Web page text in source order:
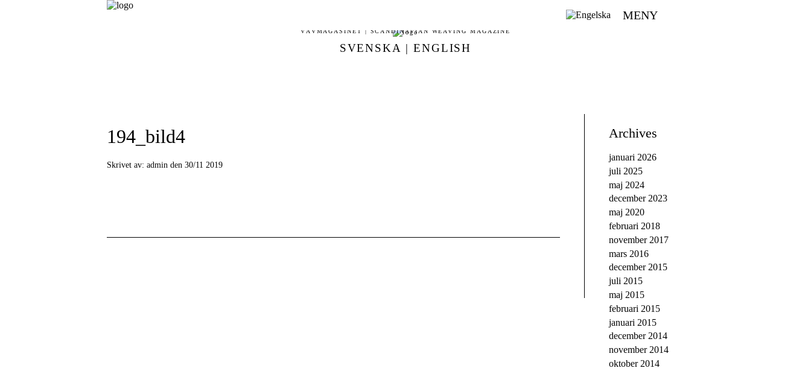
MENY
VÄVMAGASINET | SCANDINAVIAN WEAVING MAGAZINE
SVENSKA | ENGLISH
194_bild4
Skrivet av: admin den 30/11 2019
Archives
januari 2026
juli 2025
maj 2024
december 2023
maj 2020
februari 2018
november 2017
mars 2016
december 2015
juli 2015
maj 2015
februari 2015
januari 2015
december 2014
november 2014
oktober 2014